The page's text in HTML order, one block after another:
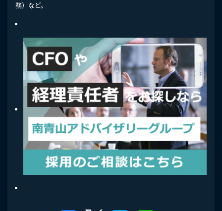
務）など。